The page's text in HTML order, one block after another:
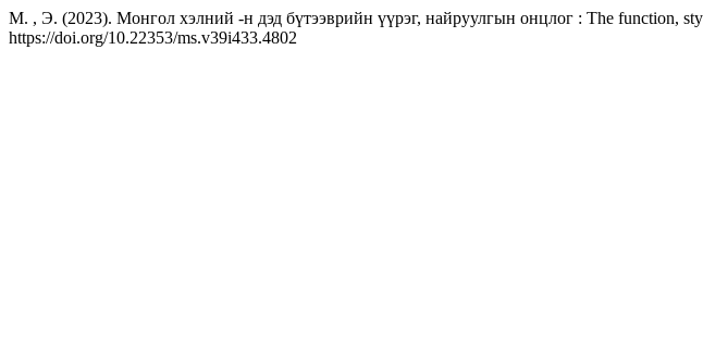
М. , Э. (2023). Монгол хэлний -н дэд бүтээврийн үүрэг, найруулгын онцлог : The function,
https://doi.org/10.22353/ms.v39i433.4802